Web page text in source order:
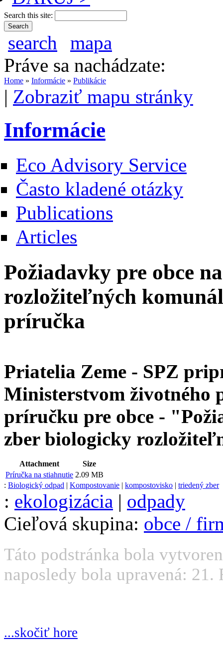
Search this site:
search
mapa
Práve sa nachádzate:
Home » Informácie » Publikácie
| Zobraziť mapu stránky
Informácie
Eco Advisory Service
Často kladené otázky
Publications
Articles
Požiadavky pre obce
rozložiteľných
príručka
Priatelia Zeme - SPZ
Ministerstvom životného
príručku pre obce -
zber biologicky
Attachment
Size
Príručka na stiahnutie 2.09 MB
: Biologický odpad | Kompostovanie | kompostovisko | triedený zber
: ekologizácia | odpady
Cieľová skupina: obce /
Táto podstránka bola
naposledy bola upravená: 21.
...skočiť hore